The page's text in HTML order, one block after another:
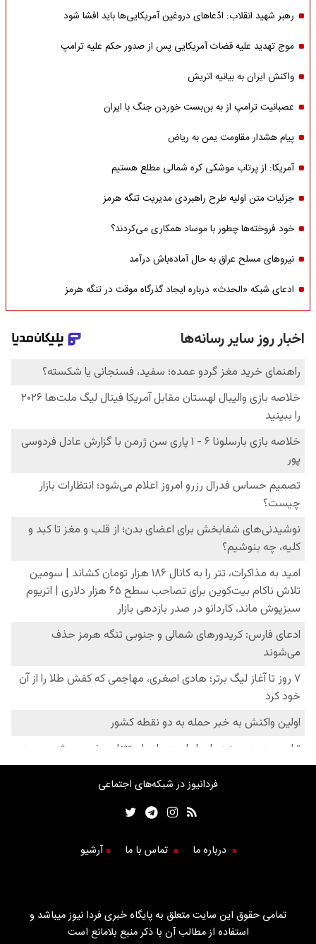
رهبر شهید انقلاب: ادّعاهای دروغین آمریکایی‌ها باید افشا شود
موج تهدید علیه قضات آمریکایی پس از صدور حکم علیه ترامپ
واکنش ایران به بیانیه اتریش
عصبانیت ترامپ از به بن‌بست خوردن جنگ با ایران
پیام هشدار مقاومت یمن به ریاض
آمریکا: از پرتاب موشکی کره شمالی مطلع هستیم
جزئیات متن اولیه طرح راهبردی مدیریت تنگه هرمز
خود فروخته‌ها چطور با موساد همکاری می‌کردند؟
نیروهای مسلح عراق به حال آماده‌باش درآمد
ادعای شبکه «الحدث» درباره ایجاد گذرگاه موقت در تنگه هرمز
فردانیوز در شبکه‌های اجتماعی
درباره ما تماس با ما آرشیو
تمامی حقوق این سایت متعلق به پایگاه خبری فردا نیوز میباشد و
استفاده از مطالب آن با ذکر منبع بلامانع است